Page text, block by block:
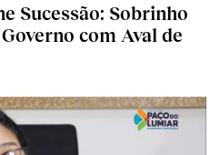
Sucessão: Sobrinho
com Aval de